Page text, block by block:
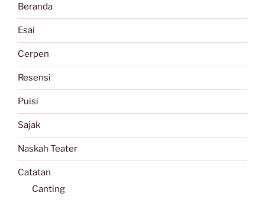
Beranda
Esai
Cerpen
Resensi
Puisi
Sajak
Naskah Teater
Catatan
Canting